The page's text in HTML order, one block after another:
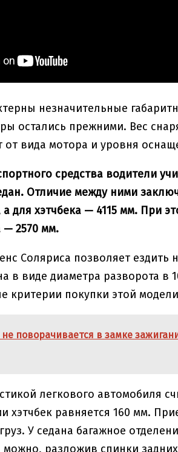
незначительные
остались прежними. Вес
от вида мотора и уровня
средства водители
Отличие между ними
а для хэтчбека — 4115 мм. При
— 2570 мм.
Соляриса позволяет
в виде диаметра разворота
критерии покупки этой
не поворачивается в замке
легкового автомобиля
хэтчбек равняется 160 мм.
У седана багажное
можно, разложив спинки